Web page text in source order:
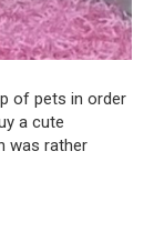
of pets in order
a cute
was rather